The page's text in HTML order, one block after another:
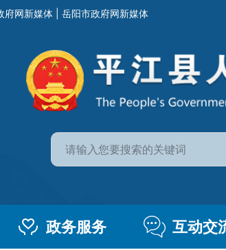
府网新媒体 岳阳市政府网新媒体
政务服务 互动交